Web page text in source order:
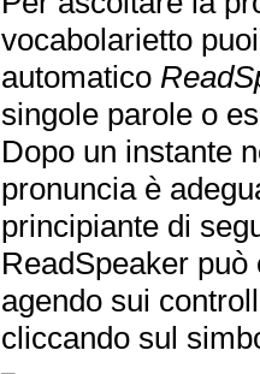
vocabolarietto
automatico
singole parole o
Dopo un instante
pronuncia è
principiante di
ReadSpeaker
agendo sui
cliccando sul